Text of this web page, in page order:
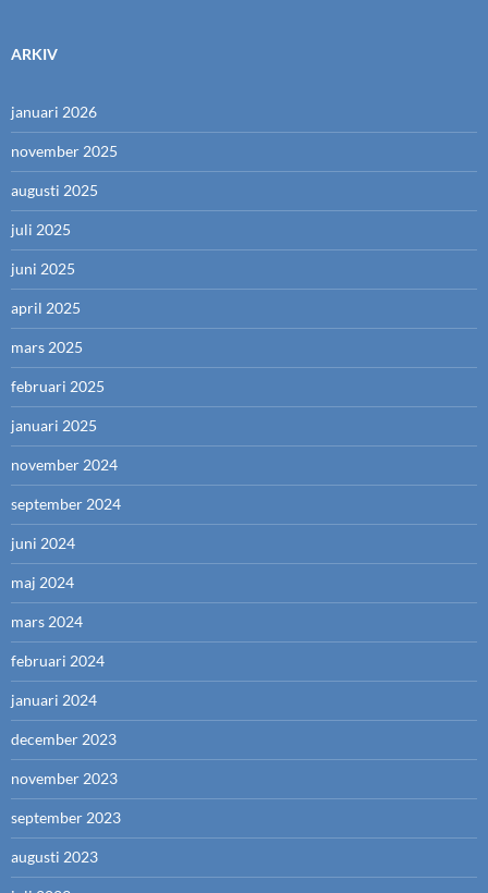
ARKIV
januari 2026
november 2025
augusti 2025
juli 2025
juni 2025
april 2025
mars 2025
februari 2025
januari 2025
november 2024
september 2024
juni 2024
maj 2024
mars 2024
februari 2024
januari 2024
december 2023
november 2023
september 2023
augusti 2023